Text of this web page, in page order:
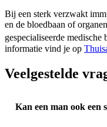
Bij een sterk verzwakt
en de bloedbaan of
gespecialiseerde
informatie vind je op
Veelgestelde
Kan een man ook een